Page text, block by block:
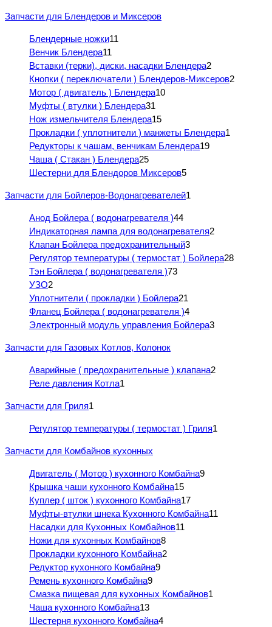
Запчасти для Блендеров и Миксеров
Блендерные ножки11
Венчик Блендера11
Вставки (терки), диски, насадки Блендера2
Кнопки ( переключатели ) Блендеров-Миксеров2
Мотор ( двигатель ) Блендера10
Муфты ( втулки ) Блендера31
Нож измельчителя Блендера15
Прокладки ( уплотнители ) манжеты Блендера1
Редукторы к чашам, венчикам Блендера19
Чаша ( Стакан ) Блендера25
Шестерни для Блендоров Миксеров5
Запчасти для Бойлеров-Водонагревателей1
Анод Бойлера ( водонагревателя )44
Индикаторная лампа для водонагревателя2
Клапан Бойлера предохранительный3
Регулятор температуры ( термостат ) Бойлера28
Тэн Бойлера ( водонагревателя )73
УЗО2
Уплотнители ( прокладки ) Бойлера21
Фланец Бойлера ( водонагревателя )4
Электронный модуль управления Бойлера3
Запчасти для Газовых Котлов, Колонок
Аварийные ( предохранительные ) клапана2
Реле давления Котла1
Запчасти для Гриля1
Регулятор температуры ( термостат ) Гриля1
Запчасти для Комбайнов кухонных
Двигатель ( Мотор ) кухонного Комбайна9
Крышка чаши кухонного Комбайна15
Куплер ( шток ) кухонного Комбайна17
Муфты-втулки шнека Кухонного Комбайна11
Насадки для Кухонных Комбайнов11
Ножи для кухонных Комбайнов8
Прокладки кухонного Комбайна2
Редуктор кухонного Комбайна9
Ремень кухонного Комбайна9
Смазка пищевая для кухонных Комбайнов1
Чаша кухонного Комбайна13
Шестерня кухонного Комбайна4